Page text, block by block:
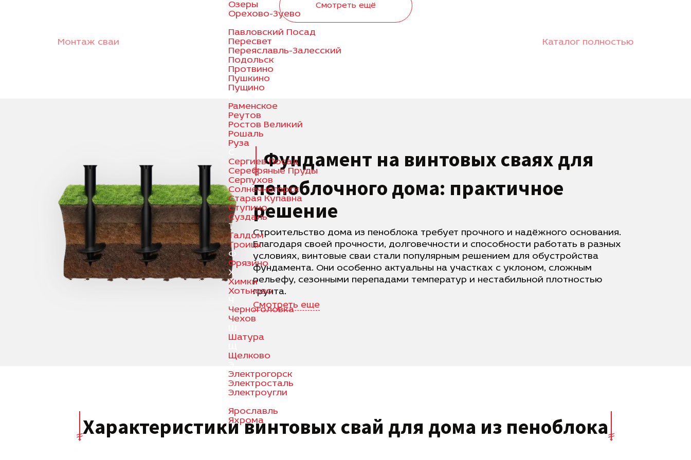
Озеры
Орехово-Зуево
Павловский Посад
Пересвет
Переяславль-Залесский
Подольск
Протвино
Пушкино
Пущино
Раменское
Реутов
Ростов Великий
Рошаль
Руза
Сергиев Посад
Серебряные Пруды
Серпухов
Солнечногорск
Старая Купавна
Ступино
Суздаль
Т
Талдом
Троицк
Ф
Фрязино
Х
Химки
Хотьково
Черноголовка
Чехов
Шатура
Щелково
Электрогорск
Электросталь
Электроугли
Ярославль
Яхрома
Смотреть ещё
Монтаж сваи Каталог полностью
Фундамент на винтовых сваях для
пеноблочного дома: практичное
решение
Строительство дома из пеноблока требует прочного и надёжного основания.
Благодаря своей прочности, долговечности и способности работать в разных
условиях, винтовые сваи стали популярным решением для обустройства
фундамента. Они особенно актуальны на участках с уклоном, сложным
рельефу, сезонными перепадами температур и нестабильной плотностью
грунта.
Смотреть еще
Характеристикивинтовых свай для дома из пеноблока